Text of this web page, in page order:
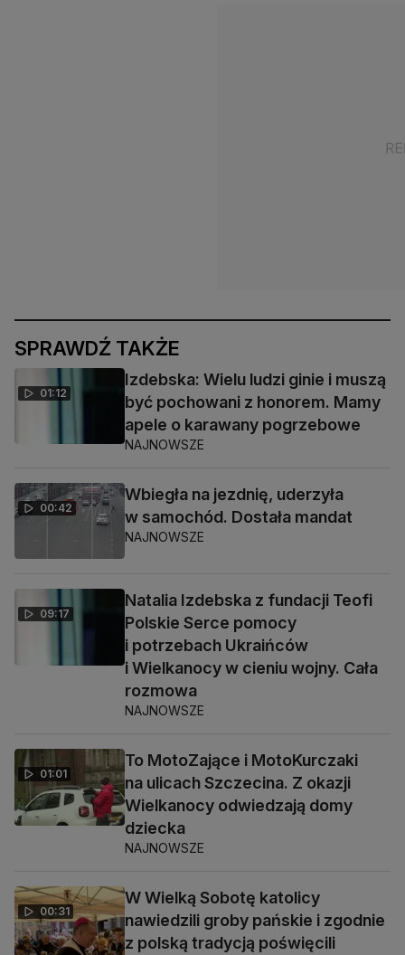
SPRAWDŹ TAKŻE
01:12
Izdebska: Wielu ludzi ginie i muszą
być pochowani z honorem. Mamy
apele o karawany pogrzebowe
NAJNOWSZE
00:42
Wbiegła na jezdnię, uderzyła
w samochód. Dostała mandat
NAJNOWSZE
09:17
Natalia Izdebska z fundacji Teofi
Polskie Serce pomocy
i potrzebach Ukraińców
i Wielkanocy w cieniu wojny. Cała
rozmowa
NAJNOWSZE
01:01
To MotoZające i MotoKurczaki
na ulicach Szczecina. Z okazji
Wielkanocy odwiedzają domy
dziecka
NAJNOWSZE
00:31
W Wielką Sobotę katolicy
nawiedzili groby pańskie i zgodnie
z polską tradycją poświęcili